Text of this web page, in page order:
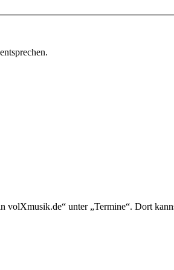
unter „Termine“. Dort